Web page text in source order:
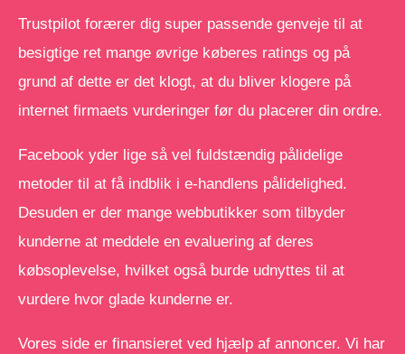
Trustpilot forærer dig super passende genveje til at
besigtige ret mange øvrige køberes ratings og på
grund af dette er det klogt, at du bliver klogere på
internet firmaets vurderinger før du placerer din ordre.
Facebook yder lige så vel fuldstændig pålidelige
metoder til at få indblik i e-handlens pålidelighed.
Desuden er der mange webbutikker som tilbyder
kunderne at meddele en evaluering af deres
købsoplevelse, hvilket også burde udnyttes til at
vurdere hvor glade kunderne er.
Vores side er finansieret ved hjælp af annoncer. Vi har